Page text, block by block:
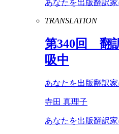
あなたを出版翻訳
TRANSLATION
第340回 翻
吸中
あなたを出版翻訳
寺田 真理子
あなたを出版翻訳